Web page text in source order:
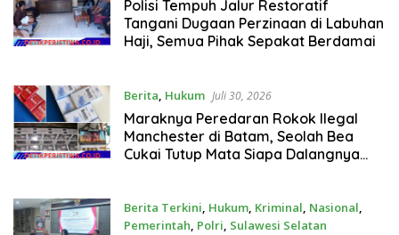
Polisi Tempuh Jalur Restoratif
Tangani Dugaan Perzinaan di Labuhan
Haji, Semua Pihak Sepakat Berdamai
Berita, Hukum Juli 30, 2026
Maraknya Peredaran Rokok Ilegal
Manchester di Batam, Seolah Bea
Cukai Tutup Mata Siapa Dalangnya
Berita Terkini, Hukum, Kriminal, Nasional,
Pemerintah, Polri, Sulawesi Selatan